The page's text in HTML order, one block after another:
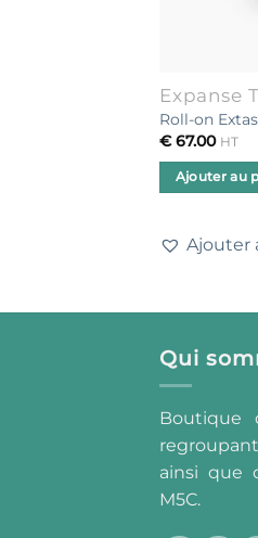
Expanse
Roll-on
€67.00 HT
Ajouter au
Ajouter
Qui
Boutique
ainsi que
M5C.